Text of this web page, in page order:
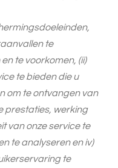
te
te voorkomen, (ii)
te bieden die u
om te ontvangen van
prestaties, werking
van onze service te
te analyseren en iv)
te